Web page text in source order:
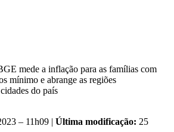
mede a inflação para as famílias com
mínimo e abrange as regiões
do país
– 11h09 | Última modificação: 25